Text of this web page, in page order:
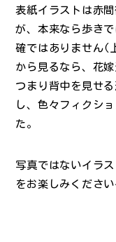
表紙イラストは赤
が、本来なら歩き
確ではありません(
から見るなら、花
つまり背中を見せ
し、色々フィクシ
た。
写真ではないイラ
をお楽しみください